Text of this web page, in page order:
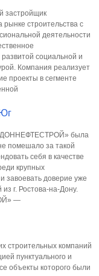
застройщик
строительства с
деятельности
социальной и
Компания реализует
проекты в сегменте
была
помешало за такой
себя в качестве
крупных
завоевать доверие уже
г. Ростова-на-Дону.
—
строительных компаний
пунктуального и
объекты которого были